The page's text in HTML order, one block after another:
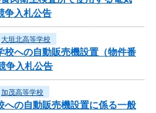
争入札公告
大垣北高等学校
校への自動販売機設置（物件番
争入札公告
加茂高等学校
への自動販売機設置に係る一般